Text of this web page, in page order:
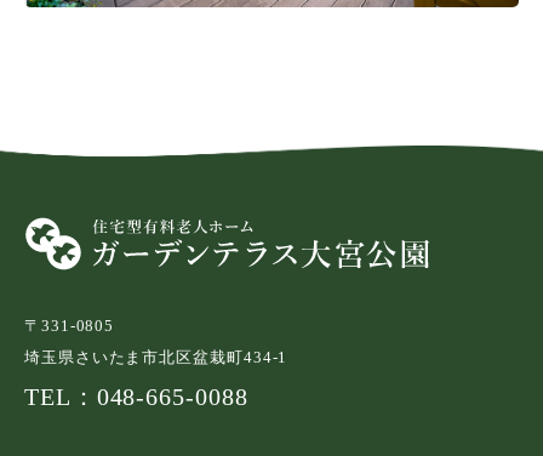
〒331-0805
埼玉県さいたま市北区盆栽町434-1
TEL：048-665-0088